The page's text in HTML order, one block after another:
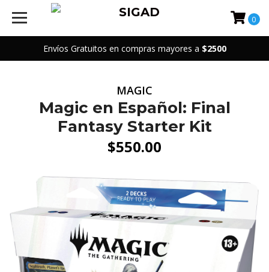
Envíos Gratuitos en compras mayores a $2500
0
MAGIC
Magic en Español: Final
Fantasy Starter Kit
$550.00